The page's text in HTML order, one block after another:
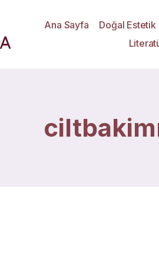
Ana Sayfa Doğal Estetik